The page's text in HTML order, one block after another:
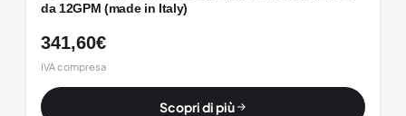
da 12GPM (made in Italy)
341,60€
IVA compresa
Scopri di più